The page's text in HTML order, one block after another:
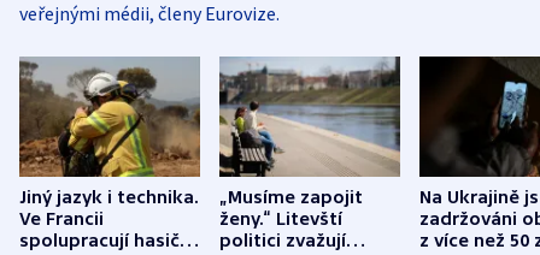
veřejnými médii, členy Eurovize.
Jiný jazyk i technika.
Ve Francii
spolupracují hasiči z
„Musíme zapojit
ženy.“ Litevští
politici zvažují
Na Ukrajině
zadržováni
z více než 50